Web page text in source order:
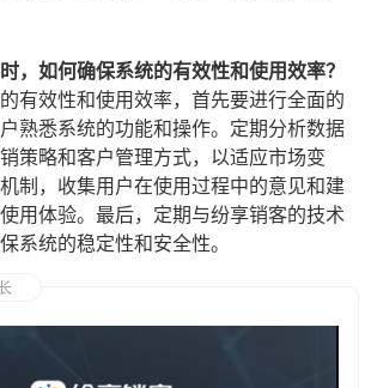
，如何确保系统的有效性和使用效率？
有效性和使用效率，首先要进行全面的
熟悉系统的功能和操作。定期分析数据
策略和客户管理方式，以适应市场变
制，收集用户在使用过程中的意见和建
用体验。最后，定期与纷享销客的技术
系统的稳定性和安全性。